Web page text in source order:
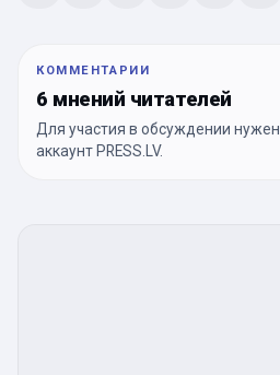
КОММЕНТАРИИ
6 мнений читателей
Для участия в обсуждении нужен
аккаунт PRESS.LV.